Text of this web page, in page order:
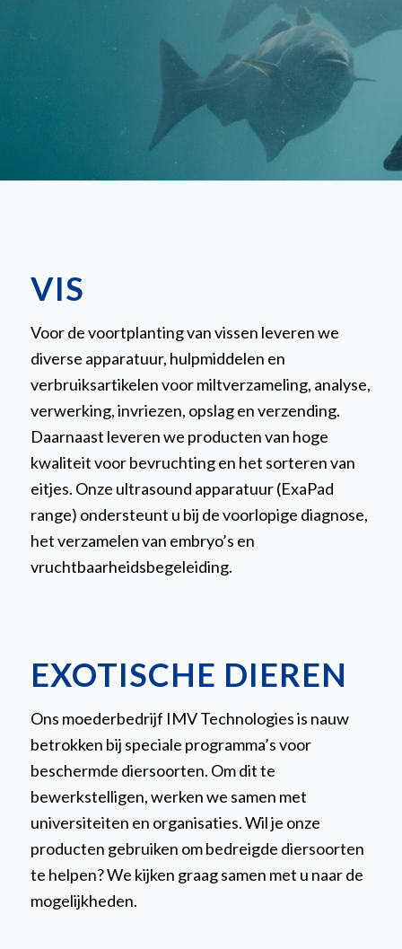
samen te ontdekken hoe we u het beste
kunnen ondersteunen.
VIS
Voor de voortplanting van vissen leveren we
diverse apparatuur, hulpmiddelen en
verbruiksartikelen voor miltverzameling, analyse,
verwerking, invriezen, opslag en verzending.
Daarnaast leveren we producten van hoge
kwaliteit voor bevruchting en het sorteren van
eitjes. Onze ultrasound apparatuur (ExaPad
range) ondersteunt u bij de voorlopige diagnose,
het verzamelen van embryo’s en
vruchtbaarheidsbegeleiding.
EXOTISCHE DIEREN
Ons moederbedrijf IMV Technologies is nauw
betrokken bij speciale programma’s voor
beschermde diersoorten. Om dit te
bewerkstelligen, werken we samen met
universiteiten en organisaties. Wil je onze
producten gebruiken om bedreigde diersoorten
te helpen? We kijken graag samen met u naar de
mogelijkheden.